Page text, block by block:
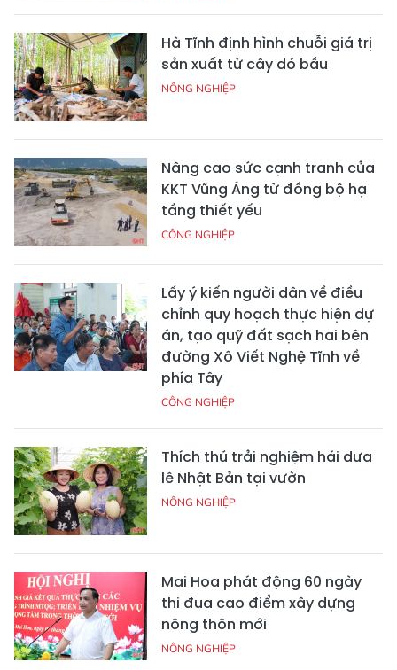
Hà Tĩnh định hình chuỗi giá trị
sản xuất từ cây dó bầu
NÔNG NGHIỆP
Nâng cao sức cạnh tranh của
KKT Vũng Áng từ đồng bộ hạ
tầng thiết yếu
CÔNG NGHIỆP
Lấy ý kiến người dân về điều
chỉnh quy hoạch thực hiện dự
án, tạo quỹ đất sạch hai bên
đường Xô Viết Nghệ Tĩnh về
phía Tây
CÔNG NGHIỆP
Thích thú trải nghiệm hái dưa
lê Nhật Bản tại vườn
NÔNG NGHIỆP
Mai Hoa phát động 60 ngày
thi đua cao điểm xây dựng
nông thôn mới
NÔNG NGHIỆP